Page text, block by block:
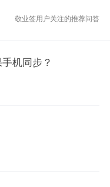
敬业签用户关注的推荐问答
机同步？